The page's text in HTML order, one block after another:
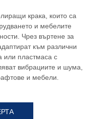
крака, които са
и мебелите
Чрез въртене за
към различни
или пластмаса с
вибрациите и шума,
и мебели.